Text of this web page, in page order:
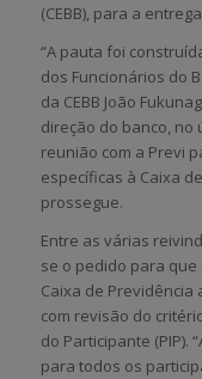
(CEBB), para a
“A pauta foi
dos Funcionários do
da CEBB João
direção do banco, no
reunião com a Previ
específicas à Caixa
prossegue.
Entre as várias
se o pedido para
Caixa de Previdência
com revisão do
do Participante (PIP).
para todos os